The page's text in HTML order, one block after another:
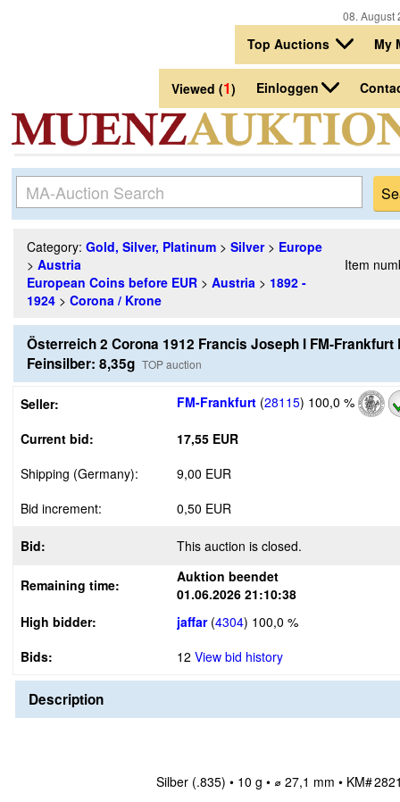
08.
Top Auctions My
Viewed (1) Einloggen
Category: Gold, Silver, Platinum > Silver> Europe
> Austria
European Coins before EUR > Austria > 1892 -
1924 > Corona / Krone
Item
Österreich 2 Corona 1912 Francis Joseph I FM-Frankfurt
Feinsilber: 8,35g TOP auction
Seller: FM-Frankfurt (28115) 100,0 %
Current bid:
17,55 EUR
Shipping (Germany):
9,00 EUR
Bid increment:
0,50 EUR
Bid: This auction is closed.
Remaining time:
Auktion beendet
01.06.2026 21:10:38
High bidder:
jaffar(4304) 100,0 %
Bids:
12 View bid history
Description
Silber (.835) • 10 g • ⌀ 27,1 mm • KM#